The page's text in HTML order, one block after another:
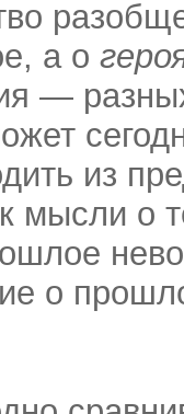
а о
—
из
мысли о
о